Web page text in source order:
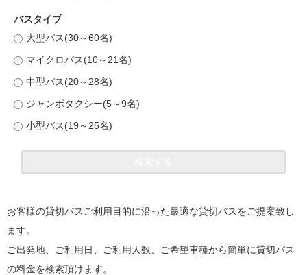
バスタイプ
大型バス(30～60名)
マイクロバス(10～21名)
中型バス(20～28名)
ジャンボタクシー(5～9名)
小型バス(19～25名)
お客様の貸切バスご利用目的に沿った最適な貸切バスをご提案致し
ます。
ご出発地、ご利用日、ご利用人数、ご希望車種から簡単に貸切バス
の料金を検索頂けます。